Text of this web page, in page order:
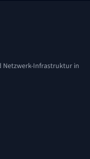
Netzwerk-Infrastruktur in